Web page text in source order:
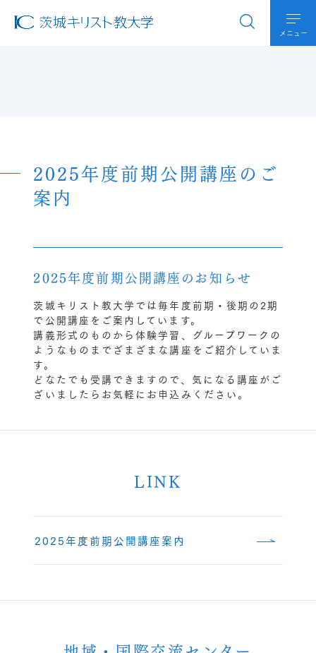
メニュー
2025年度前期公開講座のご
案内
2025年度前期公開講座のお知らせ
茨城キリスト教大学では毎年度前期・後期の2期
で公開講座をご案内しています。
講義形式のものから体験学習、グループワークの
ようなものまでざまざまな講座をご紹介していま
す。
どなたでも受講できますので、気になる講座がご
ざいましたらお気軽にお申込みください。
LINK
2025年度前期公開講座案内